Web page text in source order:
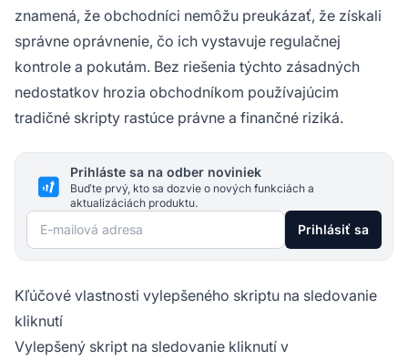
znamená, že obchodníci nemôžu preukázať, že získali
správne oprávnenie, čo ich vystavuje regulačnej
kontrole a pokutám. Bez riešenia týchto zásadných
nedostatkov hrozia obchodníkom používajúcim
tradičné skripty rastúce právne a finančné riziká.
Prihláste sa na odber noviniek
Buďte prvý, kto sa dozvie o nových funkciách a
aktualizáciách produktu.
E-mailová adresa Prihlásiť sa
Kľúčové vlastnosti vylepšeného skriptu na sledovanie
kliknutí
Vylepšený skript na sledovanie kliknutí v